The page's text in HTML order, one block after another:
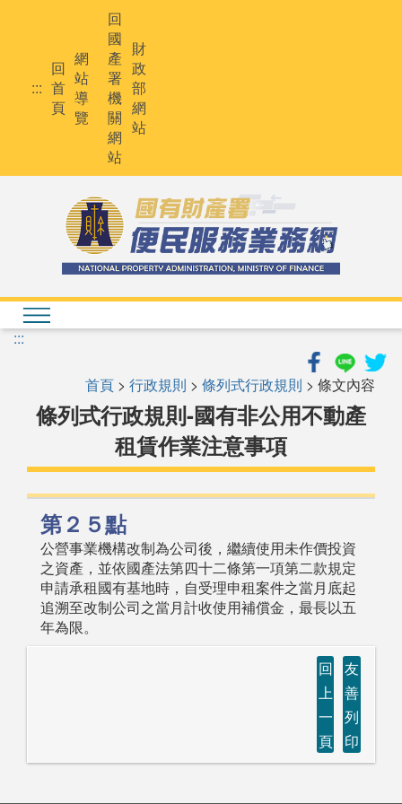
:::
回
首
頁
網
站
導
覽
回
國
產
署
機
關
網
站
財
政
部
網
站
:::
首頁 > 行政規則 > 條列式行政規則 > 條文內容
條列式行政規則-國有非公用不動產
租賃作業注意事項
第２５點
公營事業機構改制為公司後，繼續使用未作價投資
之資產，並依國產法第四十二條第一項第二款規定
申請承租國有基地時，自受理申租案件之當月底起
追溯至改制公司之當月計收使用補償金，最長以五
年為限。
回
上
一
頁
友
善
列
印